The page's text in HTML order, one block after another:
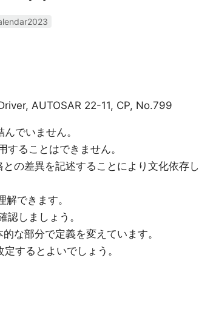
AUTOSAR 22-11, CP, No.799
でいません。
ることはできません。
の差異を記述することにより文化依存し
解できます。
確認しましょう。
な部分で定義を変えています。
定するとよいでしょう。